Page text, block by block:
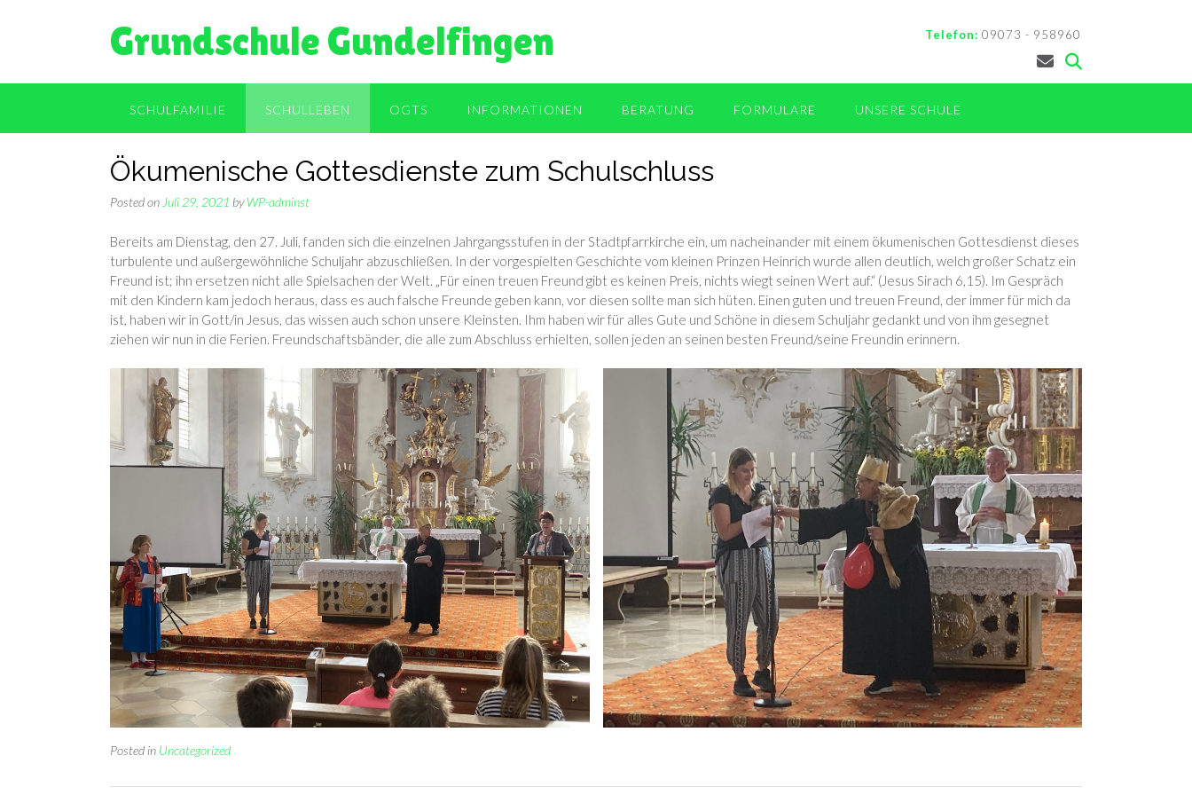
Grundschule Gundelfingen Telefon: 09073 - 958960
SCHULFAMILIE SCHULLEBEN OGTS INFORMATIONEN BERATUNG FORMULARE UNSERE SCHULE
Ökumenische Gottesdienste zum Schulschluss
Posted on Juli 29, 2021 byWP-adminst
Bereits am Dienstag, den 27. Juli, fanden sich die einzelnen Jahrgangsstufen in der Stadtpfarrkirche ein, um nacheinander mit einem ökumenischen Gottesdienst dieses
turbulente und außergewöhnliche Schuljahr abzuschließen. In der vorgespielten Geschichte vom kleinen Prinzen Heinrich wurde allen deutlich, welch großer Schatz ein
Freund ist; ihn ersetzen nicht alle Spielsachen der Welt. „Für einen treuen Freund gibt es keinen Preis, nichts wiegt seinen Wert auf.“ (Jesus Sirach 6,15). Im Gespräch
mit den Kindern kam jedoch heraus, dass es auch falsche Freunde geben kann, vor diesen sollte man sich hüten. Einen guten und treuen Freund, der immer für mich da
ist, haben wir in Gott/in Jesus, das wissen auch schon unsere Kleinsten. Ihm haben wir für alles Gute und Schöne in diesem Schuljahr gedankt und von ihm gesegnet
ziehen wir nun in die Ferien. Freundschaftsbänder, die alle zum Abschluss erhielten, sollen jeden an seinen besten Freund/seine Freundin erinnern.
Posted in Uncategorized